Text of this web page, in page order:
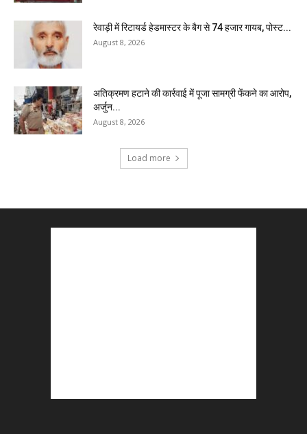
रेवाड़ी में रिटायर्ड हेडमास्टर के बैग से ₹74 हजार गायब, पोस्ट...
August 8, 2026
अतिक्रमण हटाने की कार्रवाई में पूजा सामग्री फेंकने का आरोप,
अर्जुन...
August 8, 2026
Load more